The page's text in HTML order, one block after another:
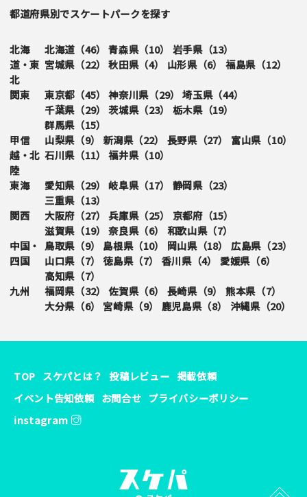
都道府県別でスケートパークを探す
北海
道・東
北
北海道（46） 青森県（10） 岩手県（13）
宮城県（22） 秋田県（4） 山形県（6） 福島県（12）
関東 東京都（45） 神奈川県（29） 埼玉県（44）
千葉県（29） 茨城県（23） 栃木県（19）
群馬県（15）
甲信
越・北
陸
山梨県（9） 新潟県（22） 長野県（27） 富山県（10）
石川県（11） 福井県（10）
東海 愛知県（29） 岐阜県（17） 静岡県（23）
三重県（13）
関西
大阪府（27） 兵庫県（25） 京都府（15）
滋賀県（19） 奈良県（6） 和歌山県（7）
中国・
四国
鳥取県（9） 島根県（10） 岡山県（18） 広島県（23）
山口県（7） 徳島県（7） 香川県（4） 愛媛県（6）
高知県（7）
九州
福岡県（32） 佐賀県（6） 長崎県（9） 熊本県（7）
大分県（6） 宮崎県（9） 鹿児島県（8） 沖縄県（20）
TOP スケパとは？ 投稿レビュー 掲載依頼
イベント告知依頼 お問合せ プライバシーポリシー
instagram